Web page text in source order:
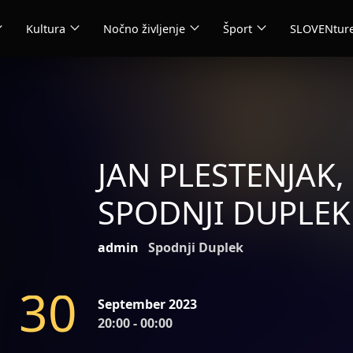
Kultura expand_more Nočno življenje expand_more Šport expand_more
JAN
SPODNJI DUPLEK
admin Spodnji Duplek
30
September 2023
20:00 - 00:00